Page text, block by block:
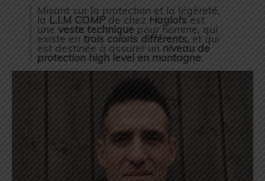
Misant sur la protection et la légèreté,
la L.I.M COMPde chez Haglofsest
une veste technique pour homme, qui
existe en trois coloris différents, et qui
est destinée à assurer un niveau de
protection high level en montagne.